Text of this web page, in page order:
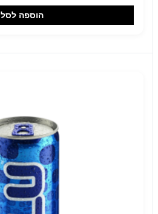
הוספה לסל